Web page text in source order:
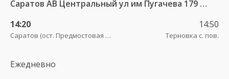
Саратов АВ Центральный ул им Пугачева 179 А — Палласовка
14:20
Саратов (ост. Предмостовая площадь)
14:50
Терновка с. пов.
Ежедневно